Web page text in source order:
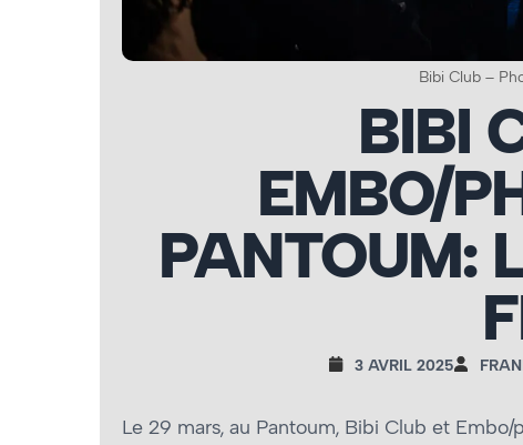
Bibi Club –
BIBI
EMBO/
PANTOUM:
3 AVRIL 2025
Le 29 mars, au Pantoum, Bibi Club et